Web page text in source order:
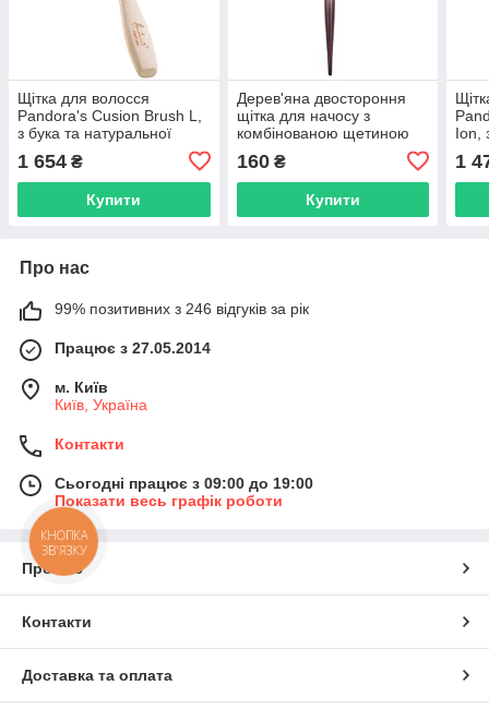
Щітка для волосся
Pandora's Cusion Brush L,
з бука та натуральної
щетини кабана (76330HI)
1 654 ₴
Купити
Дерев'яна двостороння
щітка для начосу з
комбінованою щетиною
Professional Brown
(HP5109)
160₴
Купити
Ion,
1
Про нас
99% позитивних з 246 відгуків за рік
Працює з 27.05.2014
м. Київ
Київ, Україна
Контакти
Сьогодні працює з 09:00 до 19:00
Показати весь графік роботи
Про нас
Контакти
Доставка та оплата
КНОПКА
ЗВ'ЯЗКУ